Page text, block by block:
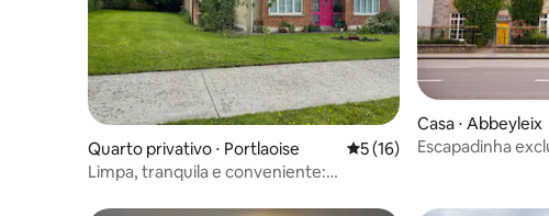
Quarto privativo ⋅ Portlaoise 5 de uma avaliação média
5 (16)
Limpa, tranquila e conveniente:
Casa ⋅ Abbeyleix
Escapadinha